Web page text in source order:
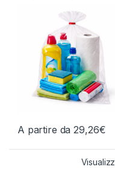
A partire da29,26€
Questo prodotto ha più